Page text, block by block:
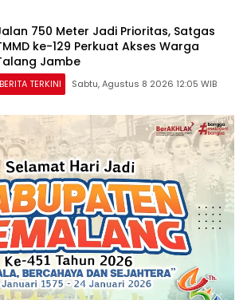
750 Meter Jadi Prioritas, Satgas
ke-129 Perkuat Akses Warga
Jambe
BERITA TERKINI Sabtu, Agustus 8 2026 12:05 WIB